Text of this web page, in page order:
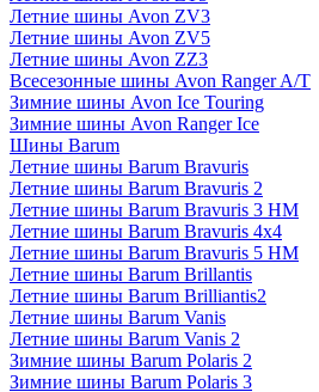
Летние шины Avon ZV3
Летние шины Avon ZV5
Летние шины Avon ZZ3
Всесезонные шины Avon Ranger A/T
Зимние шины Avon Ice Touring
Зимние шины Avon Ranger Ice
Шины Barum
Летние шины Barum Bravuris
Летние шины Barum Bravuris 2
Летние шины Barum Bravuris 3 HM
Летние шины Barum Bravuris 4х4
Летние шины Barum Bravuris 5 HM
Летние шины Barum Brillantis
Летние шины Barum Brilliantis2
Летние шины Barum Vanis
Летние шины Barum Vanis 2
Зимние шины Barum Polaris 2
Зимние шины Barum Polaris 3